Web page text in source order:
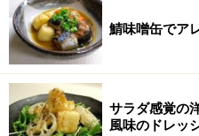
鯖味噌缶でア
サラダ感覚の
風味のドレッ